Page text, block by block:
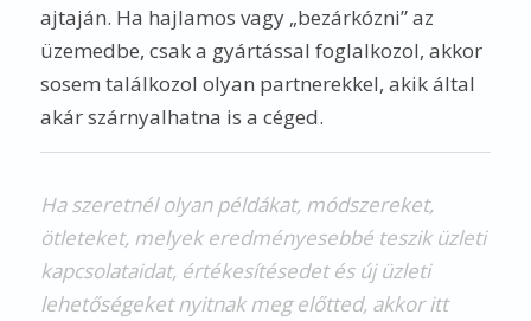
ajtaján. Ha hajlamos vagy „bezárkózni” az
üzemedbe, csak a gyártással foglalkozol, akkor
sosem találkozol olyan partnerekkel, akik által
akár szárnyalhatna is a céged.
Ha szeretnél olyan példákat, módszereket,
ötleteket, melyek eredményesebbé teszik üzleti
kapcsolataidat, értékesítésedet és új üzleti
lehetőségeket nyitnak meg előtted, akkor itt